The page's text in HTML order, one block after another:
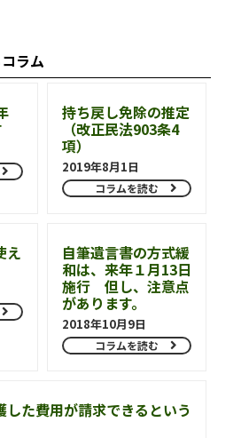
ラム
持ち戻し免除の推定
（改正民法903条4
項）
2019年8月1日
コラムを読む
え 自筆遺言書の方式緩
和は、来年１月13日
施行 但し、注意点
があります。
2018年10月9日
コラムを読む
した費用が請求できるという